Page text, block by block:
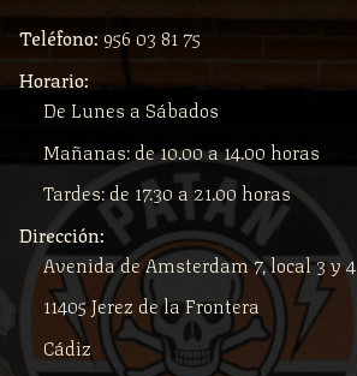
Teléfono: 956 03 81 75
Horario:
De Lunes a Sábados
Mañanas: de 10.00 a 14.00 horas
Tardes: de 17.30 a 21.00 horas
Dirección:
Avenida de Amsterdam 7, local 3 y 4
11405 Jerez de la Frontera
Cádiz